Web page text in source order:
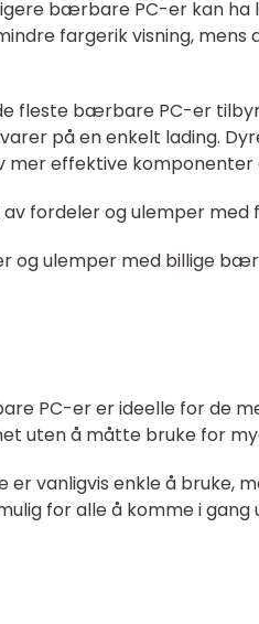
bærbare PC-er kan
fargerik visning,
fleste bærbare PC-er
på en enkelt lading.
mer effektive
av fordeler og ulemper
og ulemper med billige
PC-er er ideelle for de
uten å måtte bruke for
er vanligvis enkle å bruke,
for alle å komme i gang